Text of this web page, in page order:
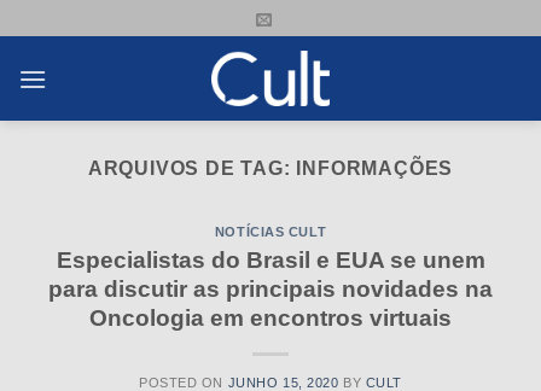
content
ARQUIVOS DE TAG: INFORMAÇÕES
NOTÍCIAS CULT
Especialistas do Brasil e EUA se unem
para discutir as principais novidades na
Oncologia em encontros virtuais
POSTED ON JUNHO 15, 2020 BY CULT